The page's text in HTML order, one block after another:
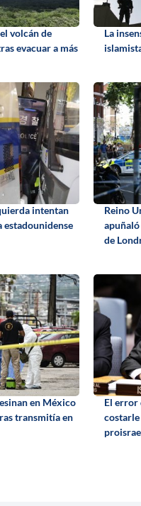
volcán de
evacuar a más
La
intentan
estadounidense
Reino
de
en México
transmitía en
El error